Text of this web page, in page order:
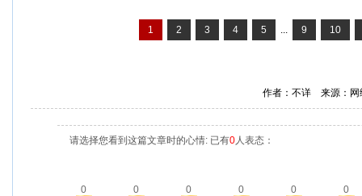
1 2 3 4 5 ... 9 10
作者：不详 来源：
请选择您看到这篇文章时的心情: 已有0人表态：
0 0 0 0 0 0